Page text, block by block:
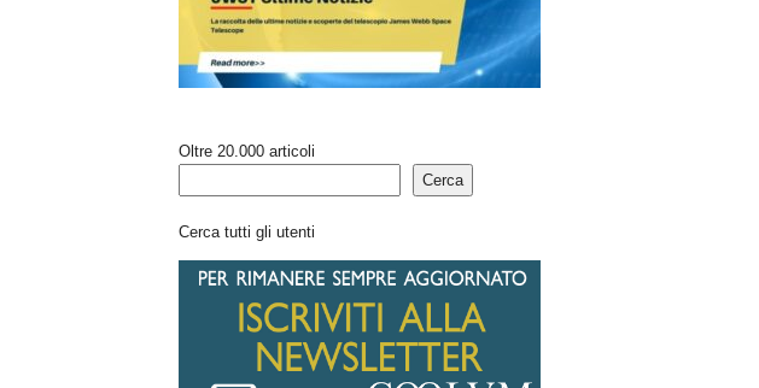
Oltre 20.000 articoli
Cerca
Cerca tutti gli utenti